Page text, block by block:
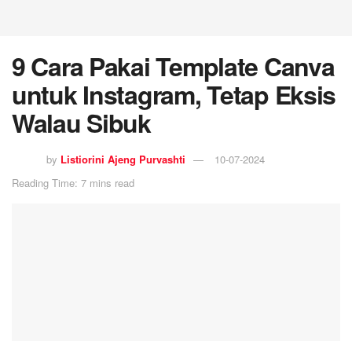
9 Cara Pakai Template Canva
untuk Instagram, Tetap Eksis
Walau Sibuk
by Listiorini Ajeng Purvashti
10-07-2024
Reading Time: 7 mins read